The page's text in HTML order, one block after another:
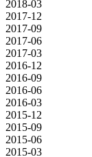
2018-03
2017-12
2017-09
2017-06
2017-03
2016-12
2016-09
2016-06
2016-03
2015-12
2015-09
2015-06
2015-03